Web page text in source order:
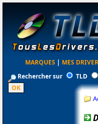
MARQUES | MES
Rechercher sur
TLD